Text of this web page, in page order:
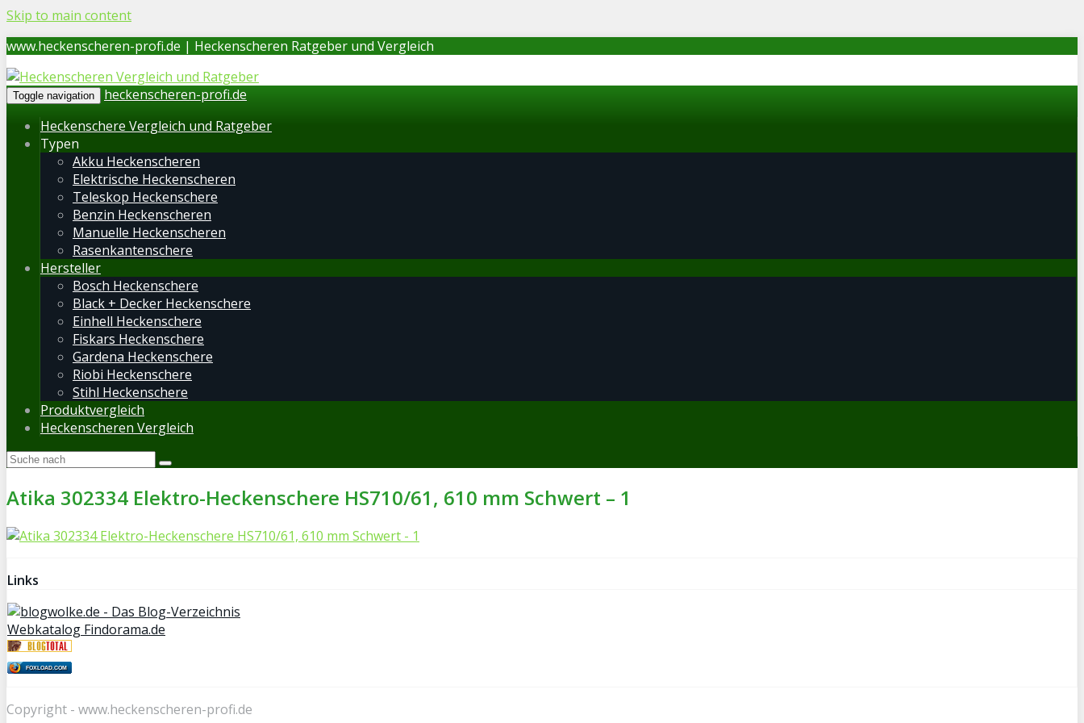
Skip to main content
www.heckenscheren-profi.de | Heckenscheren Ratgeber und Vergleich
Toggle navigation
heckenscheren-profi.de
Heckenschere Vergleich und Ratgeber
Typen
Akku Heckenscheren
Elektrische Heckenscheren
Teleskop Heckenschere
Benzin Heckenscheren
Manuelle Heckenscheren
Rasenkantenschere
Hersteller
Bosch Heckenschere
Black + Decker Heckenschere
Einhell Heckenschere
Fiskars Heckenschere
Gardena Heckenschere
Riobi Heckenschere
Stihl Heckenschere
Produktvergleich
Heckenscheren Vergleich
Atika 302334 Elektro-Heckenschere HS710/61, 610 mm Schwert – 1
Links
Webkatalog Findorama.de
FOXLOAD.COM
Copyright - www.heckenscheren-profi.de